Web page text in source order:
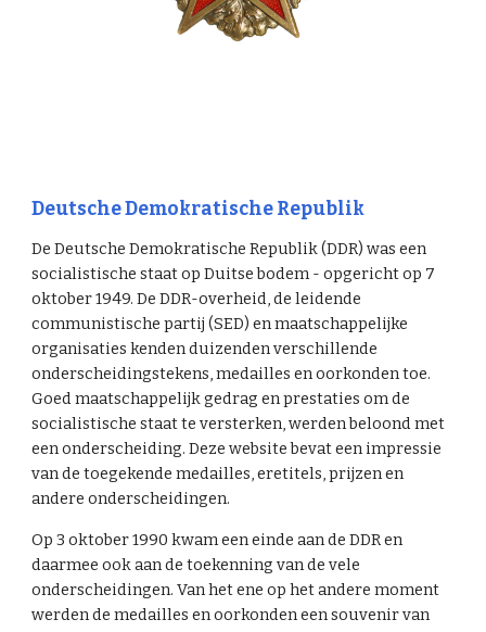
Deutsche Demokratische Republik
De Deutsche Demokratische Republik (DDR) was een
socialistische staat op Duitse bodem - opgericht op 7
oktober 1949. De DDR-overheid, de leidende
communistische partij (SED) en maatschappelijke
organisaties kenden duizenden verschillende
onderscheidingstekens, medailles en oorkonden toe.
Goed maatschappelijk gedrag en prestaties om de
socialistische staat te versterken, werden beloond met
een onderscheiding. Deze website bevat een impressie
van de toegekende medailles, eretitels, prijzen en
andere onderscheidingen.
Op 3 oktober 1990 kwam een einde aan de DDR en
daarmee ook aan de toekenning van de vele
onderscheidingen. Van het ene op het andere moment
werden de medailles en oorkonden een souvenir van